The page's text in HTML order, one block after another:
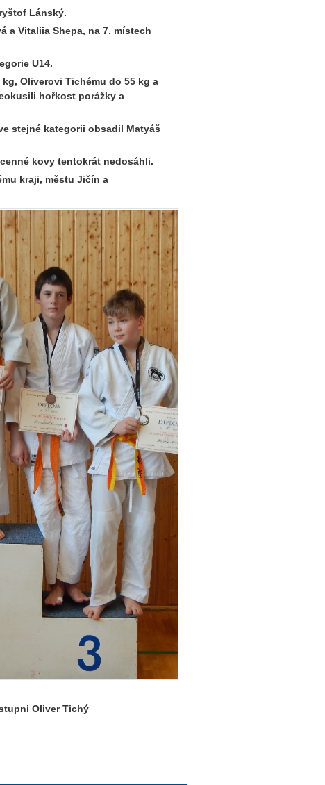
Lánský.
a Vitaliia Shepa, na 7. místech
U14.
Oliverovi Tichému do 55 kg a
hořkost porážky a
stejné kategorii obsadil Matyáš
kovy tentokrát nedosáhli.
kraji, městu Jičín a
Oliver Tichý